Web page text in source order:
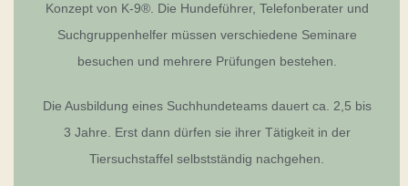
Konzept von K-9®. Die Hundeführer, Telefonberater und
Suchgruppenhelfer müssen verschiedene Seminare
besuchen und mehrere Prüfungen bestehen.
Die Ausbildung eines Suchhundeteams dauert ca. 2,5 bis
3 Jahre. Erst dann dürfen sie ihrer Tätigkeit in der
Tiersuchstaffel selbstständig nachgehen.